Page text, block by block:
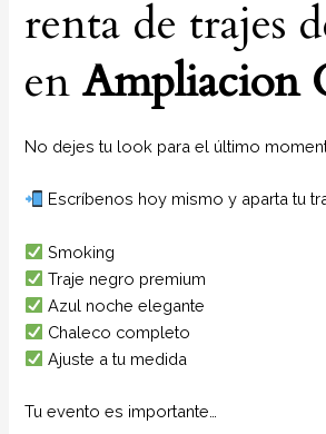
renta de trajes
enAmpliacion
No dejes tu look para el último
Escríbenos hoy mismo y aparta tu
Smoking
Traje negro premium
Azul noche elegante
Chaleco completo
Ajuste a tu medida
Tu evento es importante…